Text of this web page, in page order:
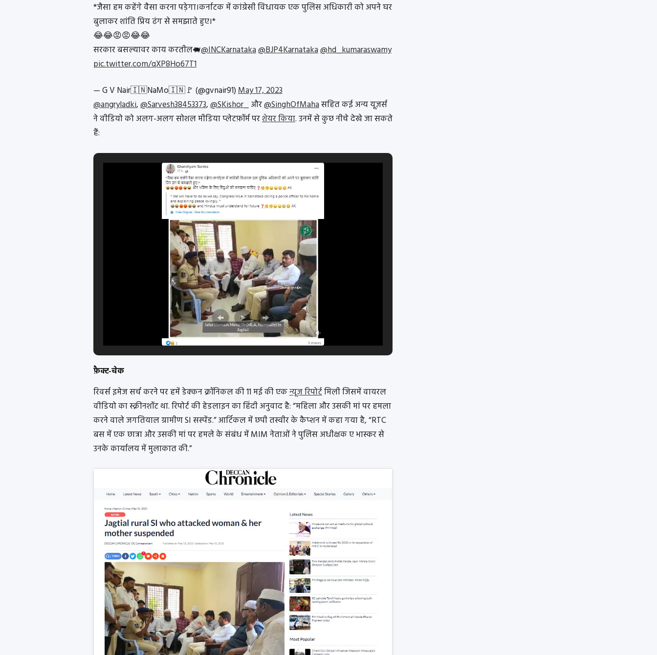
*जैसा हम कहेंगे वैसा करना पड़ेगा।कर्नाटक में कांग्रेसी विधायक एक पुलिस अधिकारी को अपने घर
बुलाकर शांति प्रिय ढंग से समझाते हुए।*
😂😂😡😡😂😂
सरकार बसल्यावर काय करतील🐖@INCKarnataka@BJP4Karnataka@hd_kumaraswamy
pic.twitter.com/qXP8Ho67T1
— G V Nair🇮🇳NaMo🇮🇳🚩 (@gvnair91)May 17, 2023
@angryladki,@Sarvesh38453373,@SKishor_और@SinghOfMahaसहित कई अन्य यूज़र्स
ने वीडियो को अलग-अलग सोशल मीडिया प्लेटफ़ॉर्म परशेयर किया. उनमें से कुछ नीचे देखे जा सकते
हैं:
फ़ैक्ट-चेक
रिवर्स इमेज सर्च करने पर हमें डेक्कन क्रॉनिकल की 11 मई की एकन्यूज़ रिपोर्टमिली जिसमें वायरल
वीडियो का स्क्रीनशॉट था.रिपोर्ट की हेडलाइन का हिंदी अनुवाद है: “महिला और उसकी मां पर हमला
करने वाले जगतियाल ग्रामीण SI सस्पेंड.” आर्टिकल में छपी तस्वीर के कैप्शन में कहा गया है, “RTC
बस में एक छात्रा और उसकी मां पर हमले के संबंध में MIM नेताओं ने पुलिस अधीक्षक ए भास्कर से
उनके कार्यालय में मुलाकात की.”